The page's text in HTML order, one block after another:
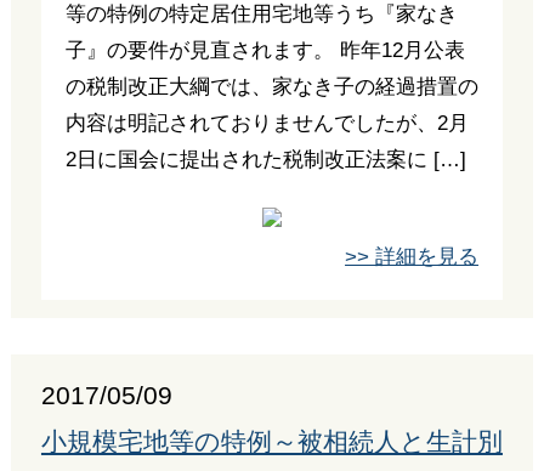
等の特例の特定居住用宅地等うち『家なき
子』の要件が見直されます。 昨年12月公表
の税制改正大綱では、家なき子の経過措置の
内容は明記されておりませんでしたが、2月
2日に国会に提出された税制改正法案に […]
>> 詳細を見る
2017/05/09
小規模宅地等の特例～被相続人と生計別